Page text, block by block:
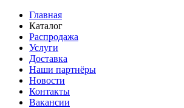
Главная
Каталог
Распродажа
Услуги
Доставка
Наши партнёры
Новости
Контакты
Вакансии